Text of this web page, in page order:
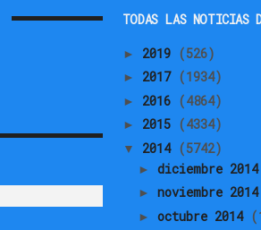
TODAS LAS NOTICIAS
► 2019 (526)
► 2017 (1934)
► 2016 (4864)
► 2015 (4334)
▼ 2014 (5742)
► diciembre 2014
► noviembre 2014
► octubre 2014